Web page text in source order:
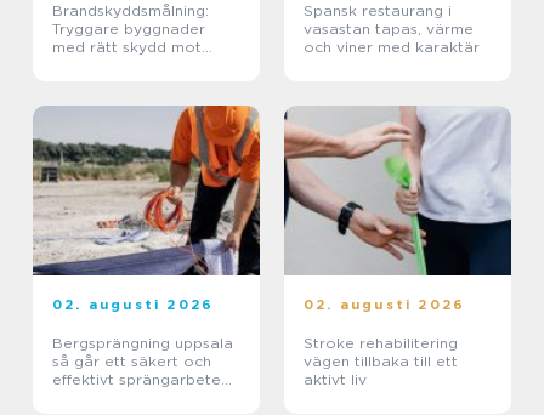
Brandskyddsmålning:
Tryggare byggnader
med rätt skydd mot
Spansk restaurang i
vasastan tapas, värme
och viner med karaktär
02. augusti 2026
Bergsprängning uppsala
så går ett säkert och
effektivt sprängarbete
02. augusti 2026
Stroke rehabilitering
vägen tillbaka till ett
aktivt liv